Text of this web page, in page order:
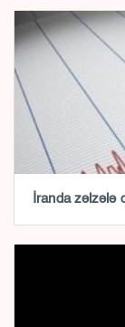
İranda zəlzələ